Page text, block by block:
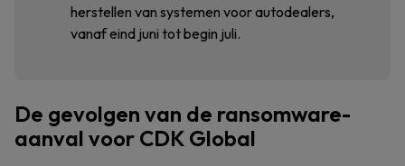
herstellen van systemen voor autodealers,
vanaf eind juni tot begin juli.
De gevolgen van de ransomware-
aanval voor CDK Global